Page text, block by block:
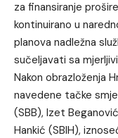
za finansiranje
kontinuirano u
planova nadležna
sučeljavati sa
Nakon obrazloženja
navedene tačke
(SBB), Izet
Hankić (SBIH),